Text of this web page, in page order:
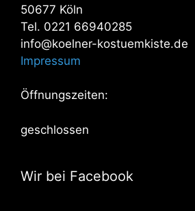
50677 Köln
Tel. 0221 66940285
info@koelner-kostuemkiste.de
Impressum
Öffnungszeiten:
geschlossen
Wir bei Facebook